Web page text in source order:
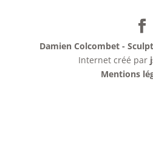
Damien Colcombet -
Internet créé par
Mentions